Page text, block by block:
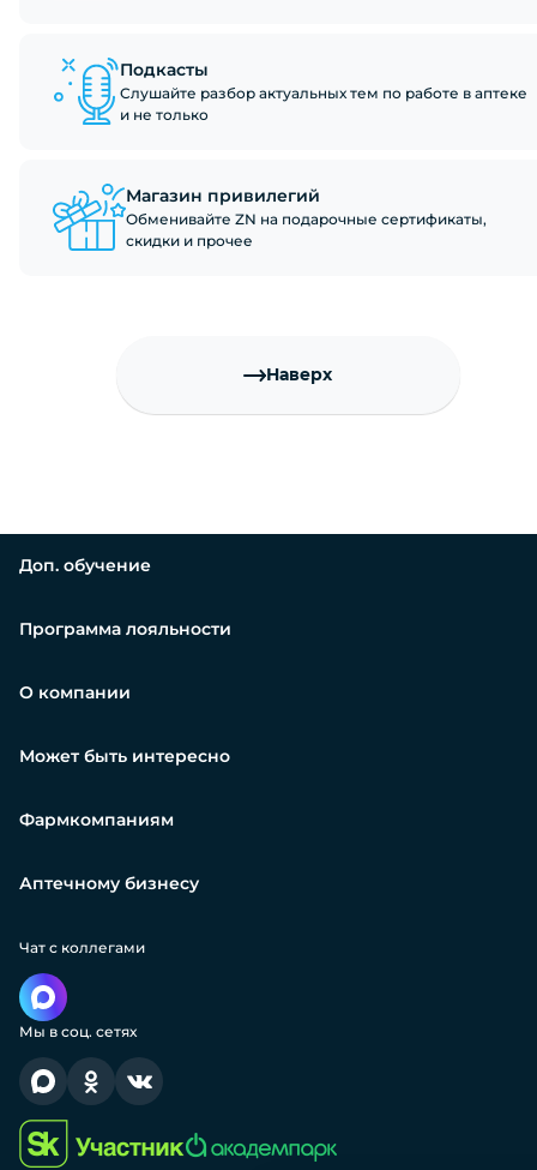
Подкасты
Слушайте разбор актуальных тем по работе в аптеке
и не только
Магазин привилегий
Обменивайте ZN на подарочные сертификаты,
скидки и прочее
Наверх
Доп. обучение
Программа лояльности
О компании
Может быть интересно
Фармкомпаниям
Аптечному бизнесу
Чат с коллегами
Мы в соц. сетях